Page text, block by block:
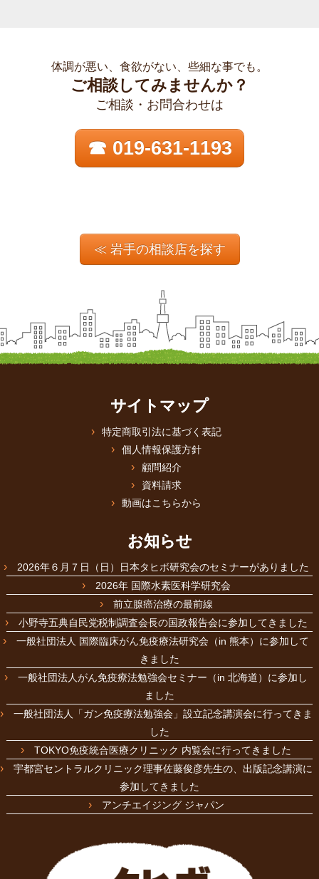
体調が悪い、食欲がない、些細な事でも。
ご相談してみませんか？
ご相談・お問合わせは
☎ 019-631-1193
≪ 岩手の相談店を探す
サイトマップ
特定商取引法に基づく表記
個人情報保護方針
顧問紹介
資料請求
動画はこちらから
お知らせ
2026年６月７日（日）日本タヒボ研究会のセミナーがありました
2026年 国際水素医科学研究会
前立腺癌治療の最前線
小野寺五典自民党税制調査会長の国政報告会に参加してきました
一般社団法人 国際臨床がん免疫療法研究会（in 熊本）に参加して
きました
一般社団法人がん免疫療法勉強会セミナー（in 北海道）に参加し
ました
一般社団法人「ガン免疫療法勉強会」設立記念講演会に行ってきま
した
TOKYO免疫統合医療クリニック 内覧会に行ってきました
宇都宮セントラルクリニック理事佐藤俊彦先生の、出版記念講演に
参加してきました
アンチエイジング ジャパン